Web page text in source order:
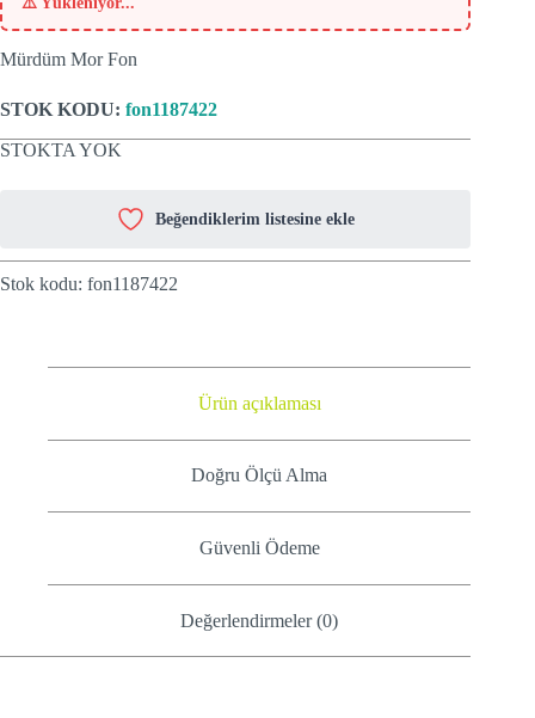
Mürdüm Mor Fon
STOK KODU: fon1187422
STOKTA YOK
Beğendiklerim listesine ekle
Stok kodu: fon1187422
Ürün açıklaması
Doğru Ölçü Alma
Güvenli Ödeme
Değerlendirmeler (0)